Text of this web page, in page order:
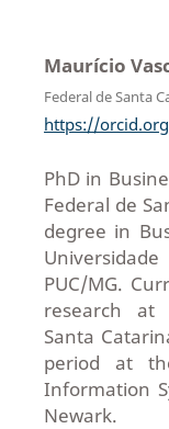
Maurício
Federal de Santa
https://
PhD in
Federal de
degree in
PUC/MG.
research at
Santa
period at
Information
Newark.